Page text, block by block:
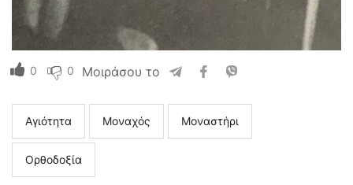
0 0 Μοιράσου το
Αγιότητα Μοναχός Μοναστήρι
Ορθοδοξία